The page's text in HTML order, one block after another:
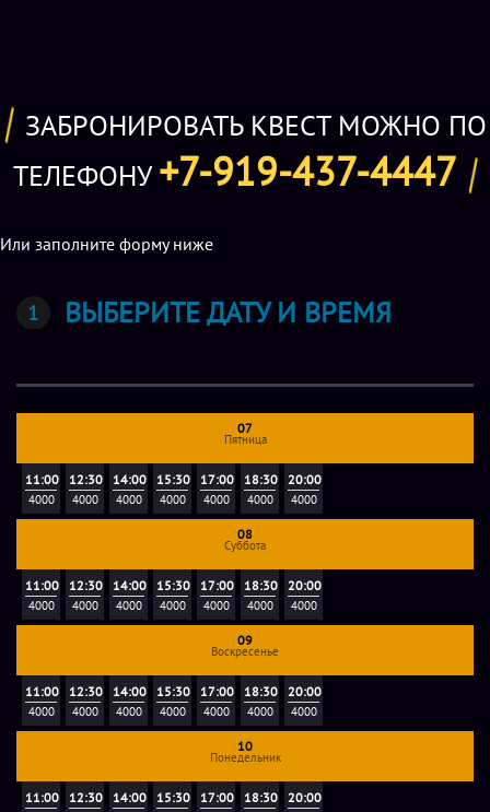
ЗАБРОНИРОВАТЬ КВЕСТ МОЖНО ПО
ТЕЛЕФОНУ+7-919-437-4447
Или заполните форму ниже
ВЫБЕРИТЕ ДАТУ И ВРЕМЯ
07
Пятница
11:00
4000
12:30
4000
14:00
4000
15:30
4000
17:00
4000
18:30
4000
20:00
4000
08
Суббота
11:00
4000
12:30
4000
14:00
4000
15:30
4000
17:00
4000
18:30
4000
20:00
4000
09
Воскресенье
11:00
4000
12:30
4000
14:00
4000
15:30
4000
17:00
4000
18:30
4000
20:00
4000
10
Понедельник
11:00 12:30 14:00 15:30 17:00 18:30 20:00